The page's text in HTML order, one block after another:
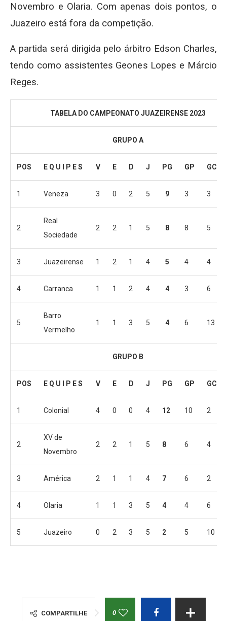
Novembro e Olaria. Com apenas dois pontos, o
Juazeiro está fora da competição.
A partida será dirigida pelo árbitro Edson Charles,
tendo como assistentes Geones Lopes e Márcio
Reges.
TABELA DO CAMPEONATO JUAZEIRENSE 2023
GRUPO A
POS E Q U I P E S V E D J PG GP GC
1 Veneza 3 0 2 5 9 3 3
2
Real
Sociedade
2 2 1 5 8 8 5
3 Juazeirense 1 2 1 4 5 4 4
4 Carranca 1 1 2 4 4 3 6
5
Barro
Vermelho
1 1 3 5 4 6 13
GRUPO B
POS E Q U I P E S V E D J PG GP GC
1 Colonial 4 0 0 4 12 10 2
2
XV de
Novembro
2 2 1 5 8 6 4
3 América 2 1 1 4 7 6 2
4 Olaria 1 1 3 5 4 4 6
5 Juazeiro 0 2 3 5 2 5 10
COMPARTILHE 0